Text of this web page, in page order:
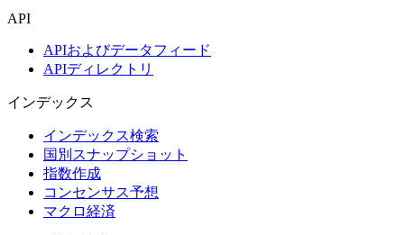
API
APIおよびデータフィード
APIディレクトリ
インデックス
インデックス検索
国別スナップショット
指数作成
コンセンサス予想
マクロ経済